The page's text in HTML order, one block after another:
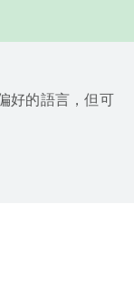
好的語言，但可